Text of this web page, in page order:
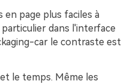
en page plus faciles à
dans l'interface
car le contraste est
le temps. Même les